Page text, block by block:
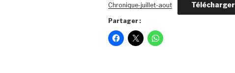
Chronique-juillet-aout Télécharger
Partager :